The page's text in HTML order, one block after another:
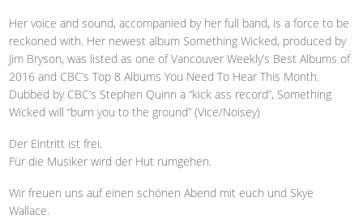
Her voice and sound, accompanied by her full band, is a force to be
reckoned with. Her newest album Something Wicked, produced by
Jim Bryson, was listed as one of Vancouver Weekly’s Best Albums of
2016 and CBC’s Top 8 Albums You Need To Hear This Month.
Dubbed by CBC’s Stephen Quinn a “kick ass record”, Something
Wicked will “burn you to the ground” (Vice/Noisey)
Der Eintritt ist frei.
Für die Musiker wird der Hut rumgehen.
Wir freuen uns auf einen schönen Abend mit euch und Skye
Wallace.